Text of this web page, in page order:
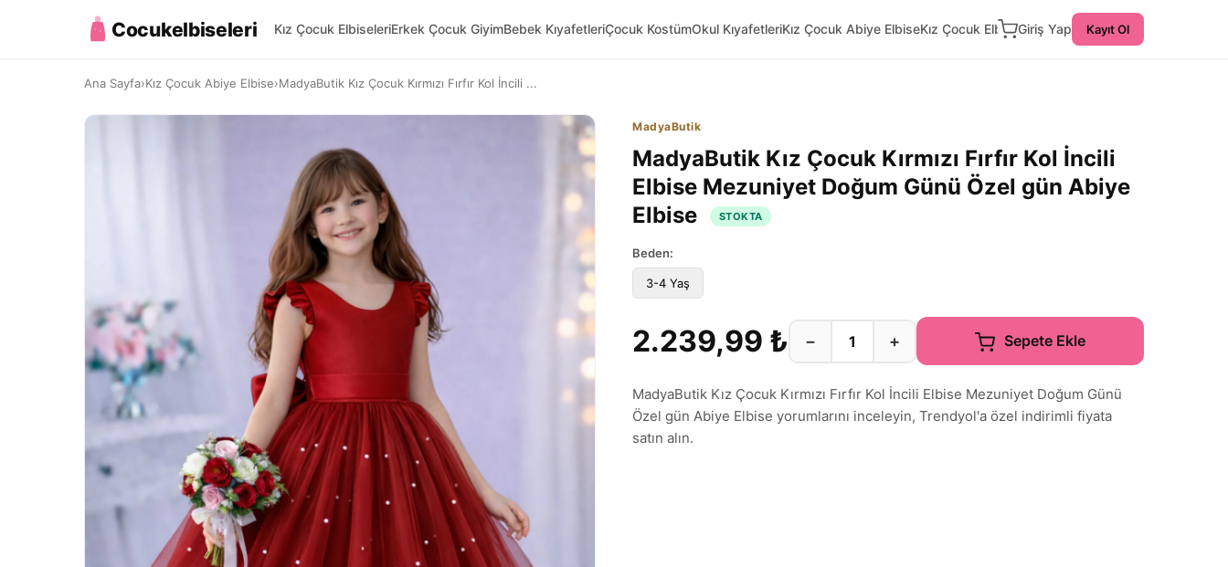
Cocukelbiseleri Kız Çocuk ElbiseleriErkek Çocuk GiyimBebek KıyafetleriÇocuk KostümOkul KıyafetleriKız Çocuk Abiye ElbiseKız Çocuk ElbiseGiriş Yap Kayıt Ol
Ana Sayfa›Kız Çocuk Abiye Elbise›MadyaButik Kız Çocuk Kırmızı Fırfır Kol İncili ...
MadyaButik
MadyaButik Kız Çocuk Kırmızı Fırfır Kol İncili
Elbise Mezuniyet Doğum Günü Özel gün Abiye
Elbise
STOKTA
Beden:
3-4 Yaş
2.239,99 ₺ − + Sepete Ekle
MadyaButik Kız Çocuk Kırmızı Fırfır Kol İncili Elbise Mezuniyet Doğum Günü
Özel gün Abiye Elbise yorumlarını inceleyin, Trendyol'a özel indirimli fiyata
satın alın.